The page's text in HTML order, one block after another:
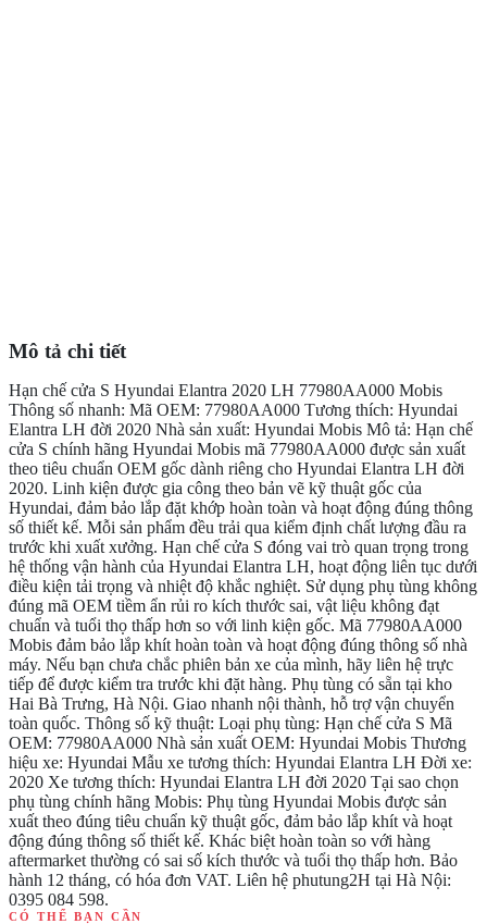
Mô tả chi tiết
Hạn chế cửa S Hyundai Elantra 2020 LH 77980AA000 Mobis
Thông số nhanh: Mã OEM: 77980AA000 Tương thích: Hyundai
Elantra LH đời 2020 Nhà sản xuất: Hyundai Mobis Mô tả: Hạn chế
cửa S chính hãng Hyundai Mobis mã 77980AA000 được sản xuất
theo tiêu chuẩn OEM gốc dành riêng cho Hyundai Elantra LH đời
2020. Linh kiện được gia công theo bản vẽ kỹ thuật gốc của
Hyundai, đảm bảo lắp đặt khớp hoàn toàn và hoạt động đúng thông
số thiết kế. Mỗi sản phẩm đều trải qua kiểm định chất lượng đầu ra
trước khi xuất xưởng. Hạn chế cửa S đóng vai trò quan trọng trong
hệ thống vận hành của Hyundai Elantra LH, hoạt động liên tục dưới
điều kiện tải trọng và nhiệt độ khắc nghiệt. Sử dụng phụ tùng không
đúng mã OEM tiềm ẩn rủi ro kích thước sai, vật liệu không đạt
chuẩn và tuổi thọ thấp hơn so với linh kiện gốc. Mã 77980AA000
Mobis đảm bảo lắp khít hoàn toàn và hoạt động đúng thông số nhà
máy. Nếu bạn chưa chắc phiên bản xe của mình, hãy liên hệ trực
tiếp để được kiểm tra trước khi đặt hàng. Phụ tùng có sẵn tại kho
Hai Bà Trưng, Hà Nội. Giao nhanh nội thành, hỗ trợ vận chuyển
toàn quốc. Thông số kỹ thuật: Loại phụ tùng: Hạn chế cửa S Mã
OEM: 77980AA000 Nhà sản xuất OEM: Hyundai Mobis Thương
hiệu xe: Hyundai Mẫu xe tương thích: Hyundai Elantra LH Đời xe:
2020 Xe tương thích: Hyundai Elantra LH đời 2020 Tại sao chọn
phụ tùng chính hãng Mobis: Phụ tùng Hyundai Mobis được sản
xuất theo đúng tiêu chuẩn kỹ thuật gốc, đảm bảo lắp khít và hoạt
động đúng thông số thiết kế. Khác biệt hoàn toàn so với hàng
aftermarket thường có sai số kích thước và tuổi thọ thấp hơn. Bảo
hành 12 tháng, có hóa đơn VAT. Liên hệ phutung2H tại Hà Nội:
0395 084 598.
CÓ THỂ BẠN CẦN